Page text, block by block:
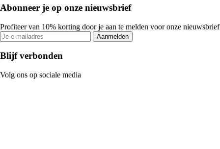
Abonneer je op onze nieuwsbrief
Profiteer van 10% korting door je aan te melden voor onze nieuwsbrief
Aanmelden
Blijf verbonden
Volg ons op sociale media